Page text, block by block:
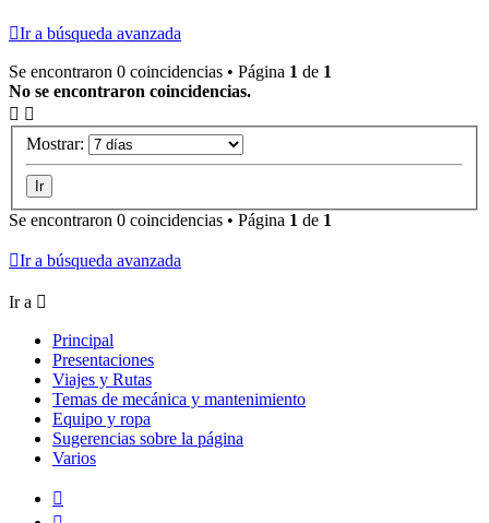
Ir a búsqueda avanzada
Se encontraron 0 coincidencias • Página 1 de 1
No se encontraron coincidencias.
Mostrar:
Se encontraron 0 coincidencias • Página 1 de 1
Ir a búsqueda avanzada
Ir a
Principal
Presentaciones
Viajes y Rutas
Temas de mecánica y mantenimiento
Equipo y ropa
Sugerencias sobre la página
Varios